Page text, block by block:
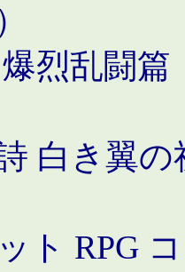
烈乱闘篇
白き翼
ト RPG